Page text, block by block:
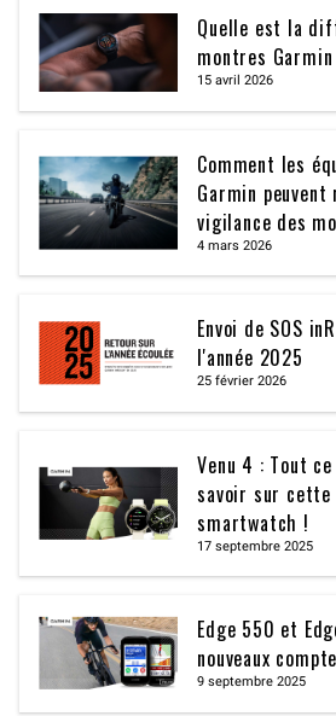
Quelle est la
montres
15 avril 2026
Comment les
Garmin
vigilance des
4 mars 2026
Envoi de SOS
l'année 2025
25 février 2026
Venu 4 : Tout
savoir sur cette
smartwatch !
17 septembre 2025
Edge 550 et
nouveaux
9 septembre 2025